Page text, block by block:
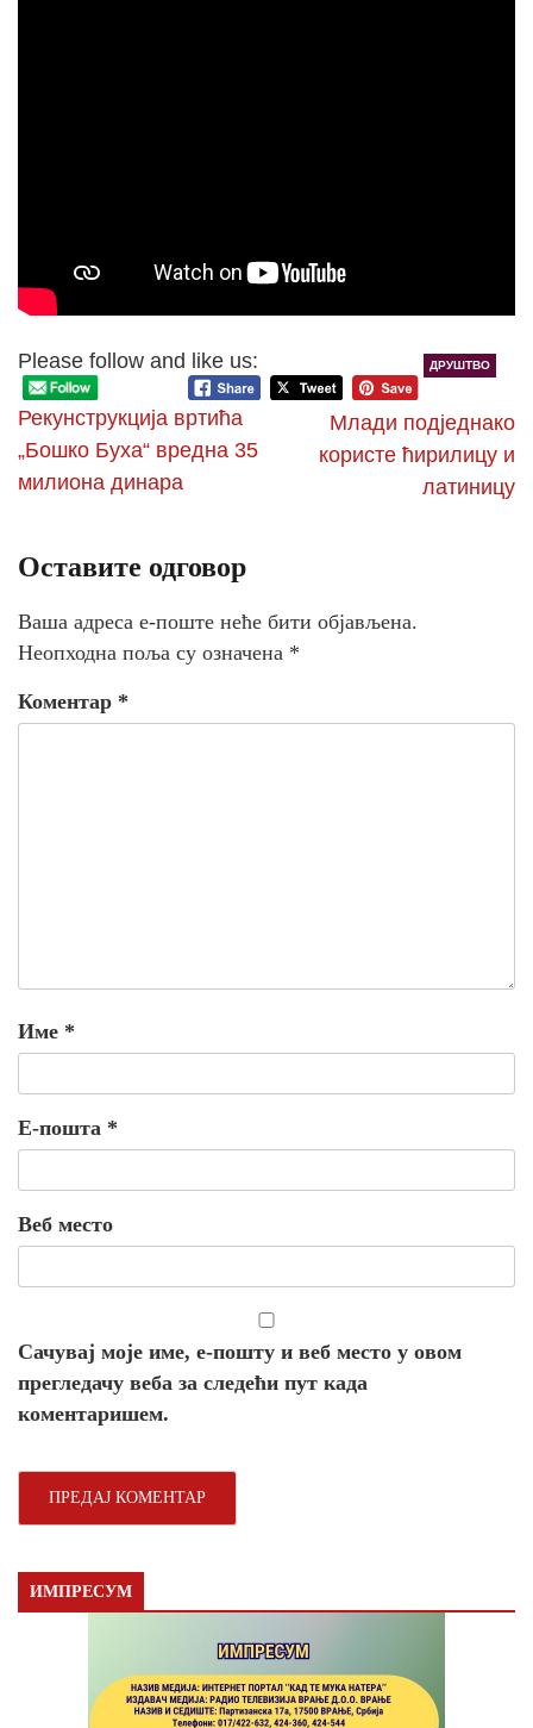
Please follow and like us: ДРУШТВО
Рекунструкција вртића
„Бошко Буха“ вредна 35
милиона динара
Млади подједнако
користе ћирилицу и
латиницу
Оставите одговор
Ваша адреса е-поште неће бити објављена.
Неопходна поља су означена *
Коментар *
Име *
Е-пошта *
Веб место
Сачувај моје име, е-пошту и веб место у овом
прегледачу веба за следећи пут када
коментаришем.
ИМПРЕСУМ